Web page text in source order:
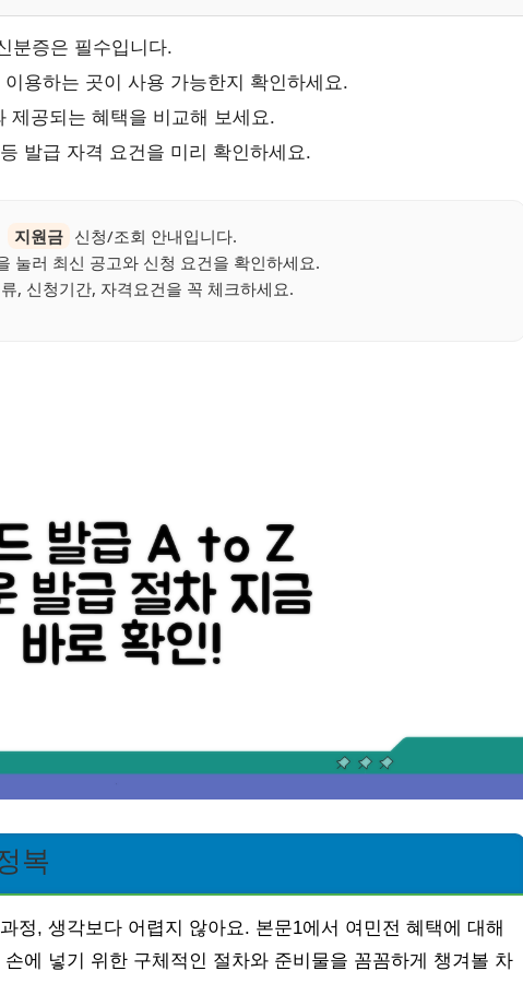
분증은 필수입니다.
용하는 곳이 사용 가능한지 확인하세요.
제공되는 혜택을 비교해 보세요.
발급 자격 요건을 미리 확인하세요.
지원금 신청/조회 안내입니다.
눌러 최신 공고와 신청 요건을 확인하세요.
, 신청기간, 자격요건을 꼭 체크하세요.
복
정, 생각보다 어렵지 않아요. 본문1에서 여민전 혜택에 대해
에 넣기 위한 구체적인 절차와 준비물을 꼼꼼하게 챙겨볼 차